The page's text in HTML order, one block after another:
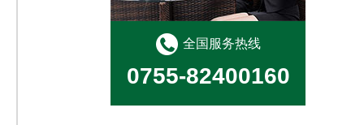
转运站及公厕管理
全国服务热线
0755-82400160